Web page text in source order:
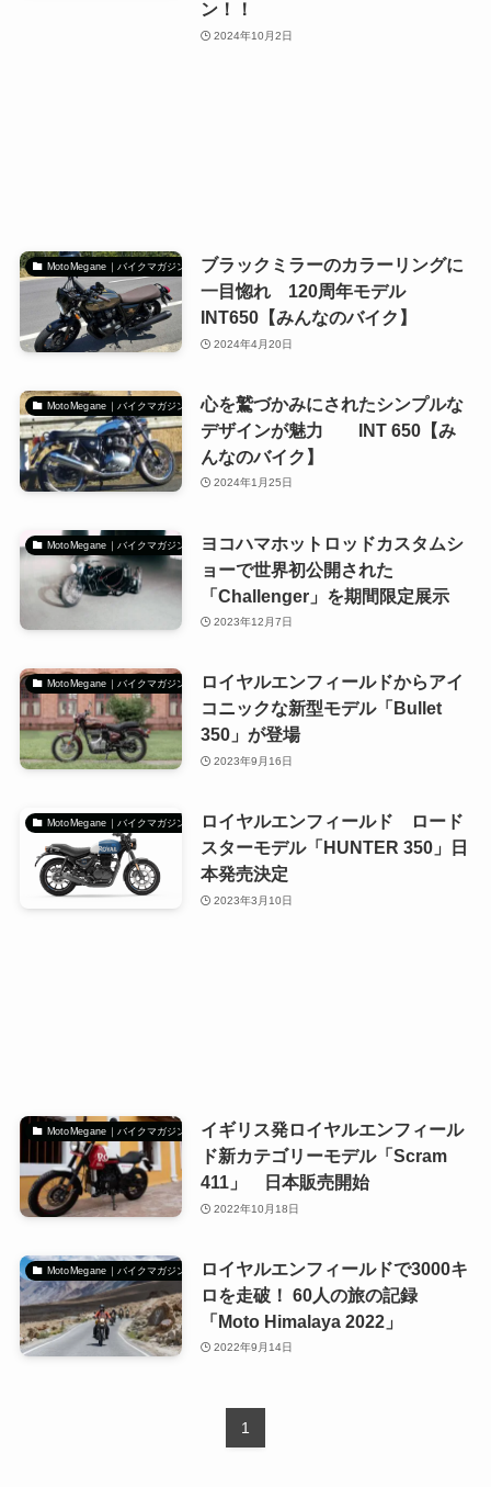
ン！！
2024年10月2日
MotoMegane｜バイクマガジン
ブラックミラーのカラーリングに
一目惚れ 120周年モデル
INT650【みんなのバイク】
2024年4月20日
MotoMegane｜バイクマガジン
心を鷲づかみにされたシンプルな
デザインが魅力 INT 650【み
んなのバイク】
2024年1月25日
MotoMegane｜バイクマガジン
ヨコハマホットロッドカスタムシ
ョーで世界初公開された
「Challenger」を期間限定展示
2023年12月7日
MotoMegane｜バイクマガジン
ロイヤルエンフィールドからアイ
コニックな新型モデル「Bullet
350」が登場
2023年9月16日
MotoMegane｜バイクマガジン
ロイヤルエンフィールド ロード
スターモデル「HUNTER 350」日
本発売決定
2023年3月10日
MotoMegane｜バイクマガジン
イギリス発ロイヤルエンフィール
ド新カテゴリーモデル「Scram
411」 日本販売開始
2022年10月18日
MotoMegane｜バイクマガジン
ロイヤルエンフィールドで3000キ
ロを走破！ 60人の旅の記録
「Moto Himalaya 2022」
2022年9月14日
1